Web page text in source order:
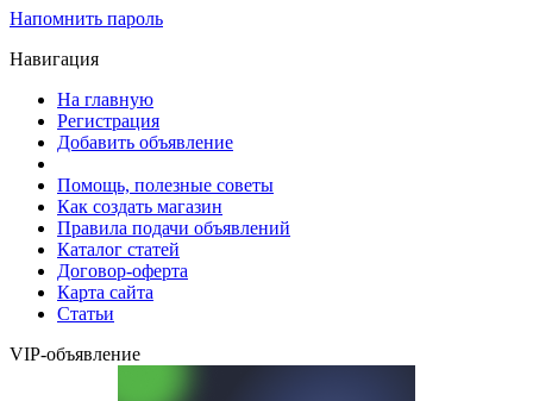
Напомнить пароль
Навигация
На главную
Регистрация
Добавить объявление
Помощь, полезные советы
Как создать магазин
Правила подачи объявлений
Каталог статей
Договор-оферта
Карта сайта
Статьи
VIP-объявление